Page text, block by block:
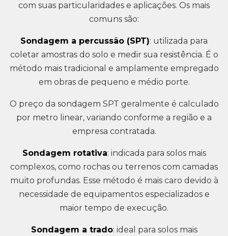
com suas particularidades e aplicações. Os mais
comuns são:
Sondagem a percussão (SPT): utilizada para
coletar amostras do solo e medir sua resistência. É o
método mais tradicional e amplamente empregado
em obras de pequeno e médio porte.
O preço da sondagem SPT geralmente é calculado
por metro linear, variando conforme a região e a
empresa contratada.
Sondagem rotativa: indicada para solos mais
complexos, como rochas ou terrenos com camadas
muito profundas. Esse método é mais caro devido à
necessidade de equipamentos especializados e
maior tempo de execução.
Sondagem a trado: ideal para solos mais